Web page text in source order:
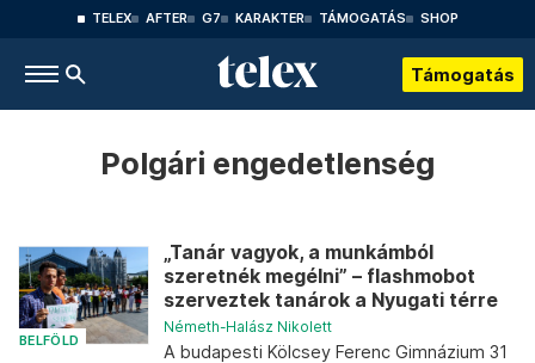
TELEX AFTER G7 KARAKTER TÁMOGATÁS SHOP
Támogatás
Polgári engedetlenség
BELFÖLD
„Tanár vagyok, a munkámból
szeretnék megélni” – flashmobot
szerveztek tanárok a Nyugati térre
Németh-Halász Nikolett
A budapesti Kölcsey Ferenc Gimnázium 31